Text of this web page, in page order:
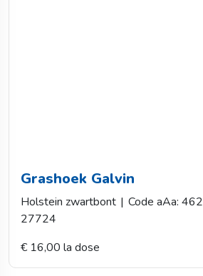
Grashoek Galvin
Holstein zwartbont | Code aAa: 462
27724
€ 16,00 la dose